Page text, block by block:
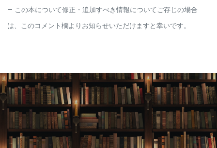
この本について修正・追加すべき情報についてご存じの場合
は、このコメント欄よりお知らせいただけますと幸いです。